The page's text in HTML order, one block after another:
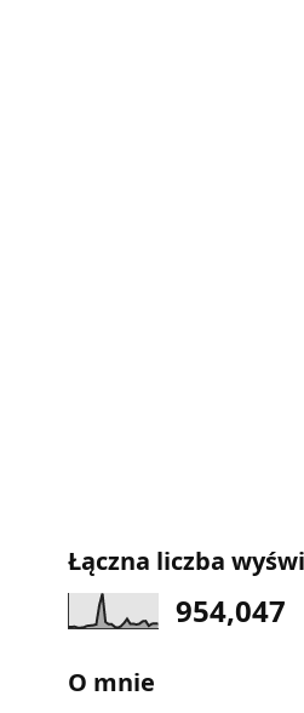
Łączna liczba
954,047
O mnie